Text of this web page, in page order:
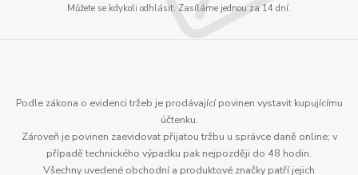
Můžete se kdykoli odhlásit. Zasíláme jednou za 14 dní.
Podle zákona o evidenci tržeb je prodávající povinen vystavit kupujícímu
účtenku.
Zároveň je povinen zaevidovat přijatou tržbu u správce daně online; v
případě technického výpadku pak nejpozději do 48 hodin.
Všechny uvedené obchodní a produktové značky patří jejich